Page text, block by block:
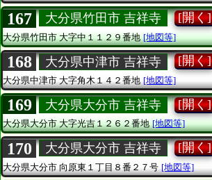
167 大分県竹田市 吉祥寺 [開く]
大分県竹田市大字中１１２９番地 [地図等]
168 大分県中津市 吉祥寺 [開く]
大分県中津市大字角木１４２番地 [地図等]
169 大分県大分市 吉祥寺 [開く]
大分県大分市大字光吉１２６２番地 [地図等]
170 大分県大分市 吉祥寺 [開く]
大分県大分市 向原東１丁目８番２７号 [地図等]